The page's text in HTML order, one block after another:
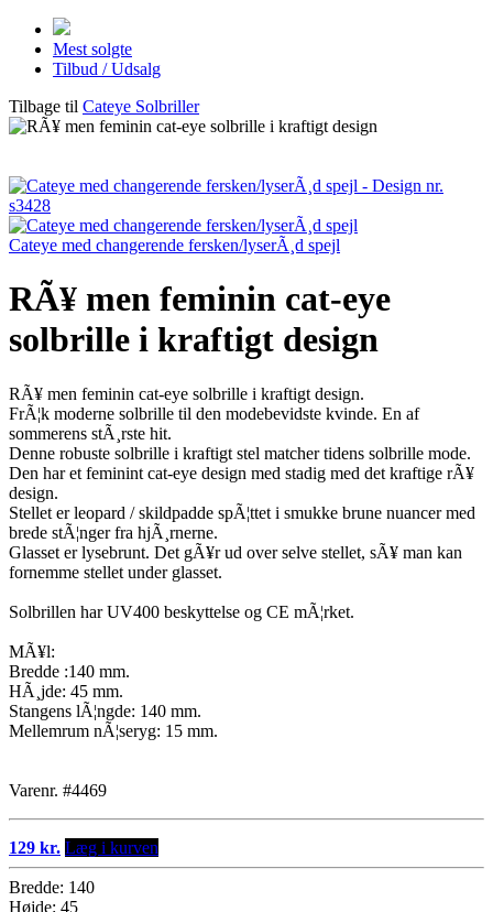
Mest solgte
Tilbud / Udsalg
Tilbage til Cateye Solbriller
Cateye med changerende fersken/lyserÃ¸d spejl
RÃ¥ men feminin cat-eye
solbrille i kraftigt design
RÃ¥ men feminin cat-eye solbrille i kraftigt design.
FrÃ¦k moderne solbrille til den modebevidste kvinde. En af
sommerens stÃ¸rste hit.
Denne robuste solbrille i kraftigt stel matcher tidens solbrille mode.
Den har et feminint cat-eye design med stadig med det kraftige rÃ¥
design.
Stellet er leopard / skildpadde spÃ¦ttet i smukke brune nuancer med
brede stÃ¦nger fra hjÃ¸rnerne.
Glasset er lysebrunt. Det gÃ¥r ud over selve stellet, sÃ¥ man kan
fornemme stellet under glasset.
Solbrillen har UV400 beskyttelse og CE mÃ¦rket.
MÃ¥l:
Bredde :140 mm.
HÃ¸jde: 45 mm.
Stangens lÃ¦ngde: 140 mm.
Mellemrum nÃ¦seryg: 15 mm.
Varenr. #4469
129 kr. Læg i kurven
Bredde: 140
Højde: 45